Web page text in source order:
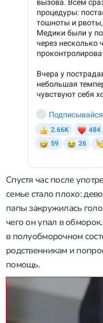
Спустя час после
семье стало плохо:
папы закружилась
чего он упал в
в полуобморочном
родственникам и
помощь.